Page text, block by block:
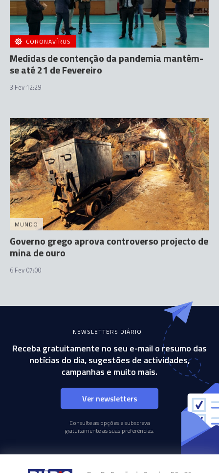
CORONAVÍRUS
Medidas de contenção da pandemia mantêm-
se até 21 de Fevereiro
3 Fev 12:29
MUNDO
Governo grego aprova controverso projecto de
mina de ouro
6 Fev 07:00
NEWSLETTERS DIÁRIO
Receba gratuitamente no seu e-mail o resumo das
notícias do dia, sugestões de actividades,
campanhas e muito mais.
Ver newsletters
Consulte as opções e subscreva
gratuitamente as suas preferências.